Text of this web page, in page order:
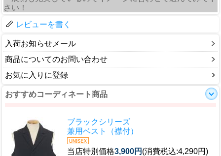
さい！
レビューを書く
入荷お知らせメール
商品についてのお問い合わせ
お気に入りに登録
おすすめコーディネート商品
ブラックシリーズ
兼用ベスト（襟付）
当店特別価格3,900円 (消費税込:4,290円)